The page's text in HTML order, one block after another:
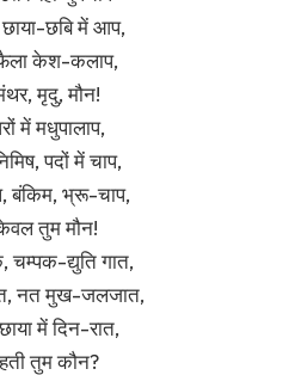
छाया-छबि में आप,
केश-कलाप,
मृदु, मौन!
में मधुपालाप,
पदों में चाप,
बंकिम, भ्रू-चाप,
तुम मौन!
चम्पक-द्युति गात,
नत मुख-जलजात,
में दिन-रात,
तुम कौन?